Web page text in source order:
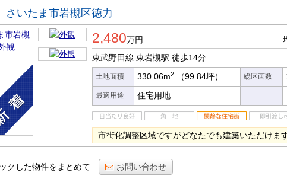
さいたま市岩槻区徳力
2,480万円
東武野田線 東岩槻駅 徒歩14分
土地面積 330.06m2 （99.84坪） 総区画数
最適用途 住宅用地
市街化調整区域ですがどなたでも建築いただけま
クした物件をまとめて お問い合わせ